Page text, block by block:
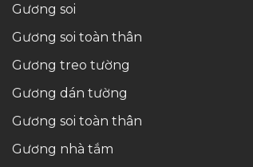
Gương soi
Gương soi toàn thân
Gương treo tường
Gương dán tường
Gương soi toàn thân
Gương nhà tắm